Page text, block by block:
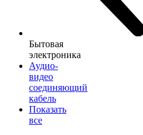
Бытовая
электроника
Аудио-
видео
соединяющий
кабель
Показать
все